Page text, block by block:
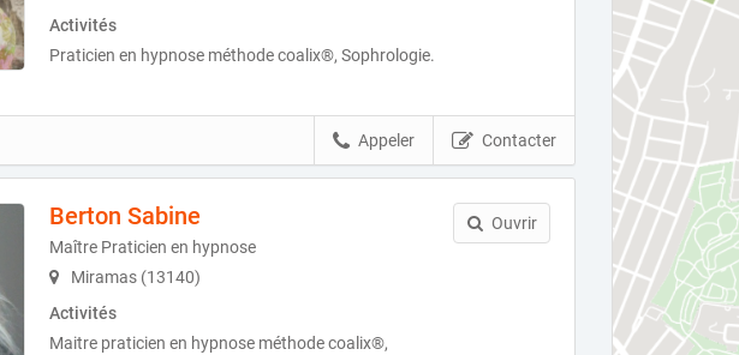
Activités
Praticien en hypnose méthode coalix®, Sophrologie.
Contacter
Appeler
Berton Sabine
Maître Praticien en hypnose
Miramas (13140)
Activités
Maitre praticien en hypnose méthode coalix®,
Ouvrir